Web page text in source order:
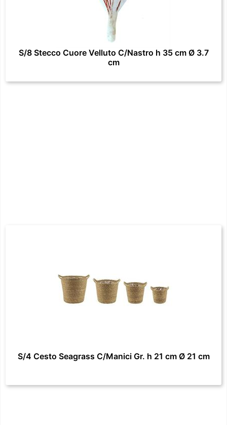
S/8 Stecco Cuore Velluto C/Nastro h 35 cm Ø 3.7
cm
S/4 Cesto Seagrass C/Manici Gr. h 21 cm Ø 21 cm